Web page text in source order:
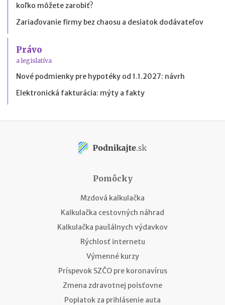
koľko môžete zarobiť?
Zariaďovanie firmy bez chaosu a desiatok dodávateľov
Právo
a legislatíva
Nové podmienky pre hypotéky od 1.1.2027: návrh
Elektronická fakturácia: mýty a fakty
Pomôcky
Mzdová kalkulačka
Kalkulačka cestovných náhrad
Kalkulačka paušálnych výdavkov
Rýchlosť internetu
Výmenné kurzy
Príspevok SZČO pre koronavírus
Zmena zdravotnej poisťovne
Poplatok za prihlásenie auta